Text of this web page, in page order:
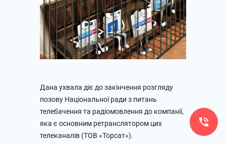
Дана ухвала діє до закінчення розгляду
позову Національної ради з питань
телебачення та радіомовлення до компанії,
яка є основним ретранслятором цих
телеканалів (ТОВ «Торсат»).